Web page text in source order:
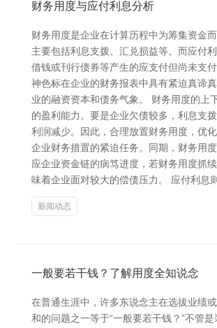
财务用度与应付利息分析
财务用度是企业在计算历程中为筹集资金而
主要包括利息支拨、汇兑损益等。而应付
借钱或刊行债券等产生的应支付但尚未支
神色标在企业的财务报表中具有紧迫真谛
业的融资资本和债务气象。 财务用度的上
的盈利能力。要是企业欠债较多，利息支
利润减少。因此，合理放置财务用度，优
企业财务措置的紧迫任务。同期，财务用
应企业资金链的病笃进度，若财务用度抓
味着企业面对较大的偿债压力。 应付利息
新闻动态
一般要若干钱？了解用度全知说念
在普通生涯中，许多东说念主在选拔业绩
和的问题之一等于“一般要若干钱？”不管是